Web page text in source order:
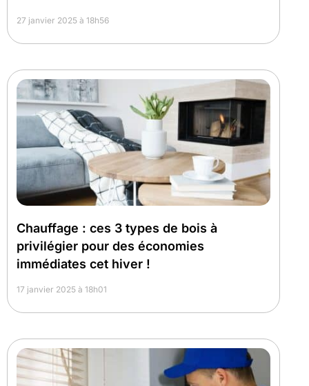
27 janvier 2025 à 18h56
Chauffage : ces 3 types de bois à
privilégier pour des économies
immédiates cet hiver !
17 janvier 2025 à 18h01